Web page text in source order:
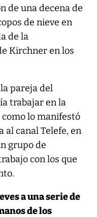
de una decena de
de nieve en
de la
Kirchner en los
pareja del
trabajar en la
lo manifestó
al canal Telefe, en
grupo de
con los que
a una serie de
de los